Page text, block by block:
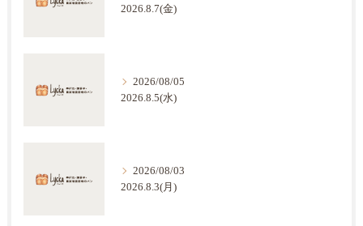
2026.8.7(金)
2026/08/05
2026.8.5(水)
2026/08/03
2026.8.3(月)